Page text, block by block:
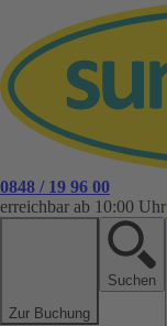
0848 / 19 96 00
erreichbar ab 10:00 Uhr
Zur Buchung
Suchen